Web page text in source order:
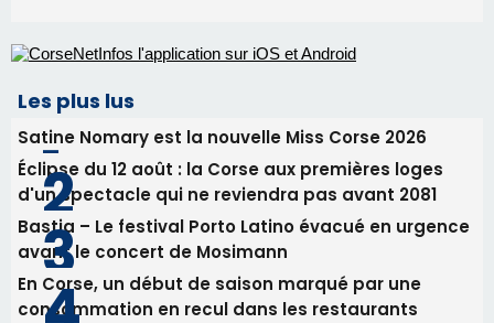
Les plus lus
Satine Nomary est la nouvelle Miss Corse 2026
Éclipse du 12 août : la Corse aux premières loges
d'un spectacle qui ne reviendra pas avant 2081
Bastia – Le festival Porto Latino évacué en urgence
avant le concert de Mosimann
En Corse, un début de saison marqué par une
consommation en recul dans les restaurants